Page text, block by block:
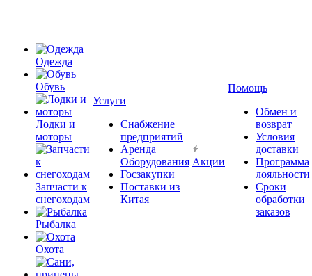
Одежда
Обувь
Лодки и
моторы
Запчасти к
снегоходам
Рыбалка
Охота
Услуги
Снабжение
предприятий
Аренда
Оборудования
Госзакупки
Поставки из
Китая
Акции
Помощь
Обмен и
возврат
Условия
доставки
Программа
лояльности
Сроки
обработки
заказов